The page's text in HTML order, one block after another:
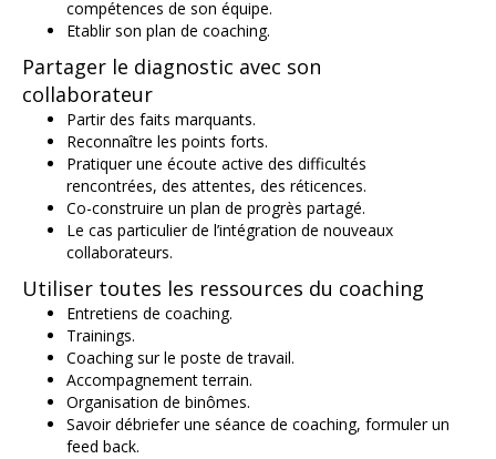
compétences de son équipe.
Etablir son plan de coaching.
Partager le diagnostic avec son
collaborateur
Partir des faits marquants.
Reconnaître les points forts.
Pratiquer une écoute active des difficultés
rencontrées, des attentes, des réticences.
Co-construire un plan de progrès partagé.
Le cas particulier de l’intégration de nouveaux
collaborateurs.
Utiliser toutes les ressources du coaching
Entretiens de coaching.
Trainings.
Coaching sur le poste de travail.
Accompagnement terrain.
Organisation de binômes.
Savoir débriefer une séance de coaching, formuler un
feed back.